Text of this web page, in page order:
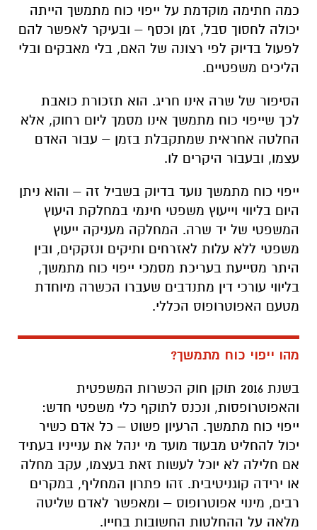
כמה חתימה מוקדמת על ייפוי כוח מתמשך הייתה
יכולה לחסוך סבל, זמן וכסף – ובעיקר לאפשר להם
לפעול בדיוק לפי רצונה של האם, בלי מאבקים ובלי
הליכים משפטיים.
הסיפור של שרה אינו חריג. הוא תזכורת כואבת
לכך שייפוי כוח מתמשך אינו מסמך ליום רחוק, אלא
החלטה אחראית שמתקבלת בזמן – עבור האדם
עצמו, ובעבור היקרים לו.
ייפוי כוח מתמשך נועד בדיוק בשביל זה – והוא ניתן
היום בליווי וייעוץ משפטי חינמי במחלקת היעוץ
המשפטי של יד שרה. המחלקה מעניקה ייעוץ
משפטי ללא עלות לאזרחים ותיקים ונזקקים, ובין
היתר מסייעת בעריכת מסמכי ייפוי כוח מתמשך,
בליווי עורכי דין מתנדבים שעברו הכשרה מיוחדת
מטעם האפוטרופוס הכללי.
מהו ייפוי כוח מתמשך?
בשנת 2016 תוקן חוק הכשרות המשפטית
והאפוטרופסות, ונכנס לתוקף כלי משפטי חדש:
ייפוי כוח מתמשך. הרעיון פשוט – כל אדם כשיר
יכול להחליט מבעוד מועד מי ינהל את ענייניו בעתיד
אם חלילה לא יוכל לעשות זאת בעצמו, עקב מחלה
או ירידה קוגניטיבית. זהו פתרון המחליף, במקרים
רבים, מינוי אפוטרופוס – ומאפשר לאדם שליטה
מלאה על ההחלטות החשובות בחייו.